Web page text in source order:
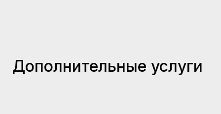
Дополнительные услуги